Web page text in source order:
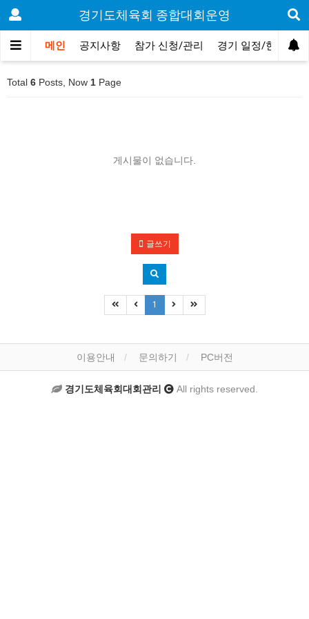
경기도체육회 종합대회운영
메인 공지사항 참가 신청/관리 경기 일정/현황
Total 6 Posts, Now 1 Page
게시물이 없습니다.
글쓰기
1
이용안내 문의하기 PC버전
경기도체육회대회관리 All rights reserved.